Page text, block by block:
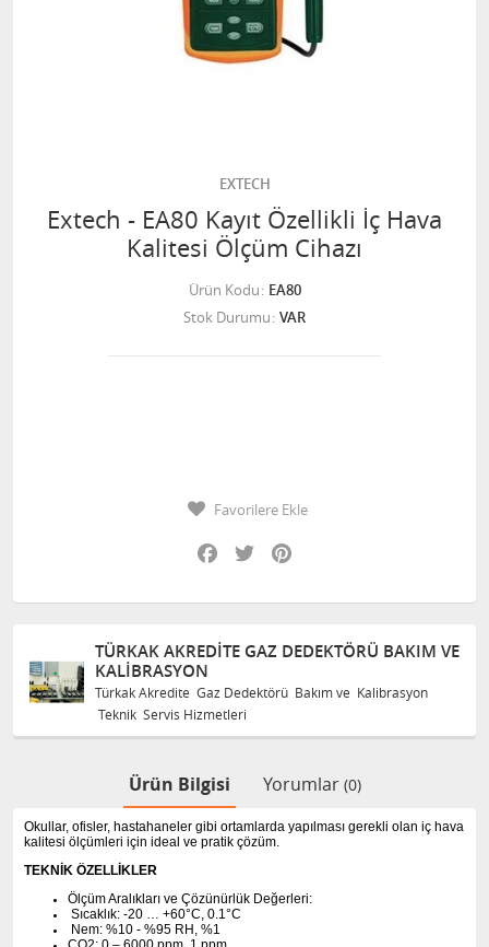
EXTECH
Extech - EA80 Kayıt Özellikli İç Hava
Kalitesi Ölçüm Cihazı
Ürün Kodu EA80
Stok Durumu VAR
Favorilere Ekle
Facebook
Twitter
TÜRKAK AKREDITE GAZ DEDEKTÖRÜ BAKIM VE
KALIBRASYON
Türkak Akredite Gaz Dedektörü Bakım ve Kalibrasyon
Teknik Servis Hizmetleri
Ürün Bilgisi Yorumlar (0)
Okullar, ofisler, hastahaneler gibi ortamlarda yapılması gerekli olan iç hava
kalitesi ölçümleri için ideal ve pratik çözüm.
TEKNİK ÖZELLİKLER
Ölçüm Aralıkları ve Çözünürlük Değerleri:
Sıcaklık: -20 … +60°C, 0.1°C
Nem: %10 - %95 RH, %1